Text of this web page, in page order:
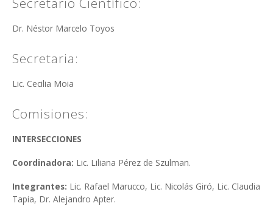
Dr. Néstor Marcelo Toyos
Secretaria:
Lic. Cecilia Moia
Comisiones:
INTERSECCIONES
Coordinadora: Lic. Liliana Pérez de Szulman.
Integrantes: Lic. Rafael Marucco, Lic. Nicolás Giró, Lic. Claudia
Tapia, Dr. Alejandro Apter.